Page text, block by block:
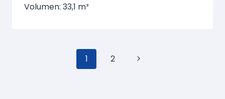
Volumen: 33,1 m³
Seitennavigation
1 2
Nächste